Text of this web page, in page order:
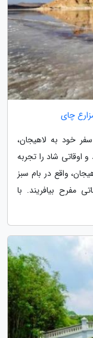
چای
خود به لاهیجان،
و اوقاتی شاد را تجربه
واقع در بام سبز
مفرح بیافریند. با